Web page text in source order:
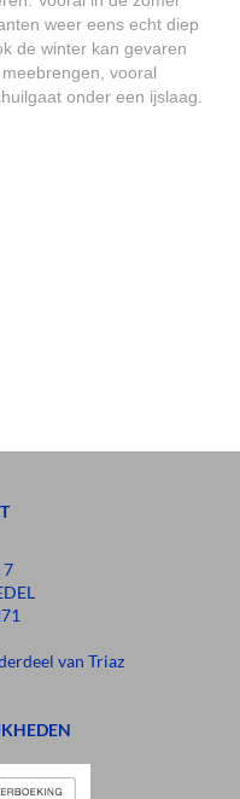
weer eens echt diep
de winter kan gevaren
vooral
onder een ijslaag.
7
van Triaz